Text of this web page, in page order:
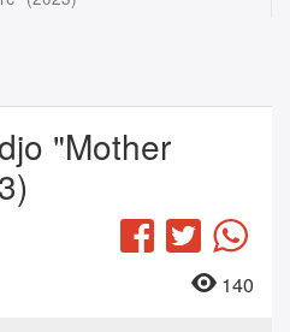
"Mother
Facebook
Twitter
140